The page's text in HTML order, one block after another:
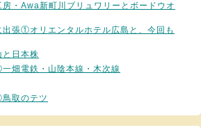
・Awa新町川ブリュワリーとボードウオ
出張①オリエンタルホテル広島と、今回も
と日本株
畑電鉄・山陰本線・木次線
取のテツ